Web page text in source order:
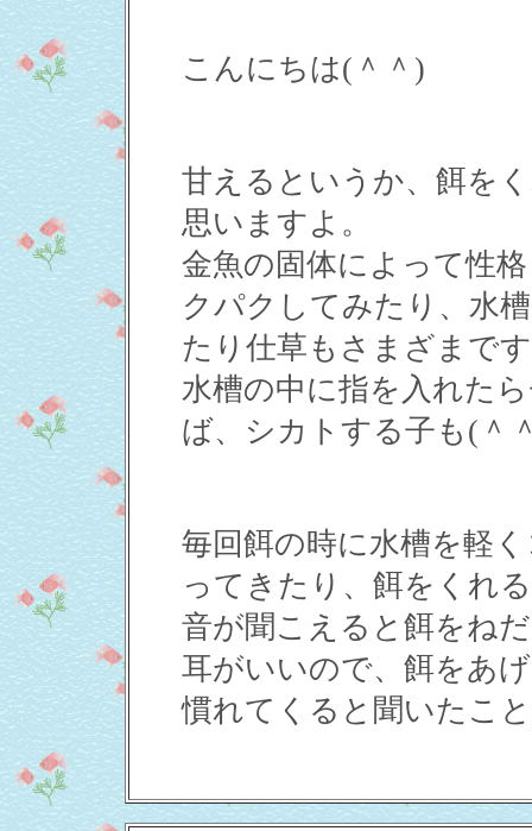
こんにちは(＾＾)
甘えるというか、餌を
思いますよ。
金魚の固体によって性
クパクしてみたり、水
たり仕草もさまざまで
水槽の中に指を入れた
ば、シカトする子も(＾
毎回餌の時に水槽を軽
ってきたり、餌をくれ
音が聞こえると餌をね
耳がいいので、餌をあ
慣れてくると聞いたこ